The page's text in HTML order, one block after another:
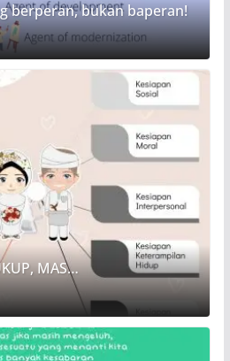
berperan, bukan baperan!
MAS…